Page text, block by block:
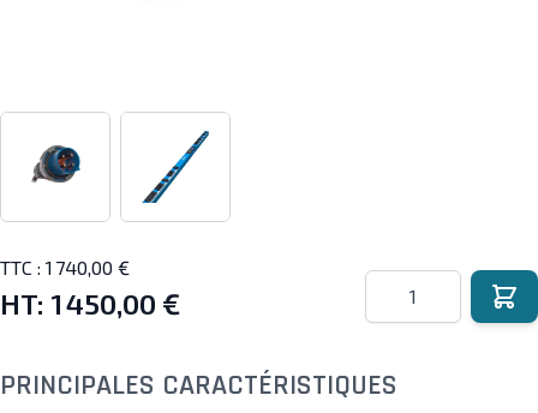
View larger imageView larger image
TTC : 1 740,00 €
HT: 1 450,00 €
Quantité
PRINCIPALES CARACTÉRISTIQUES